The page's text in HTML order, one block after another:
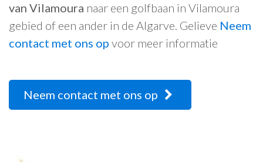
van Vilamoura naar een golfbaan in Vilamoura
gebied of een ander in de Algarve. Gelieve Neem
contact met ons op voor meer informatie
Neem contact met ons op